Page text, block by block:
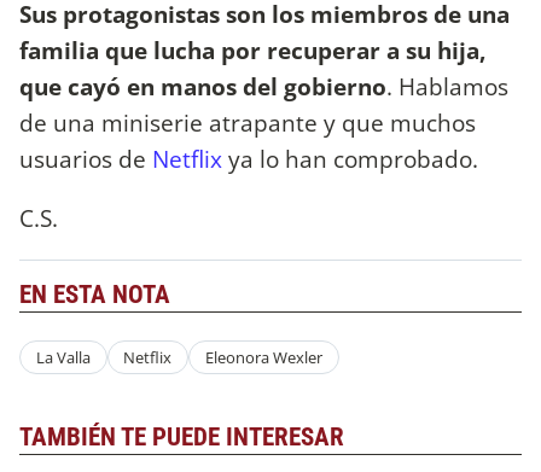
Sus protagonistas son los miembros de una
familia que lucha por recuperar a su hija,
que cayó en manos del gobierno. Hablamos
de una miniserie atrapante y que muchos
usuarios de Netflixya lo han comprobado.
C.S.
EN ESTA NOTA
La Valla Netflix Eleonora Wexler
TAMBIÉN TE PUEDE INTERESAR